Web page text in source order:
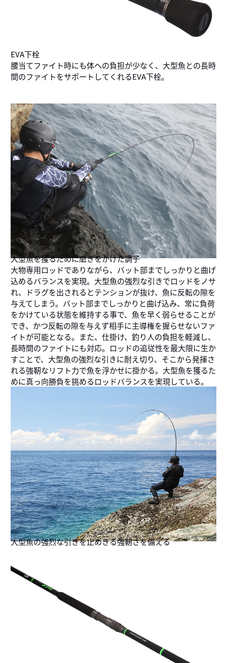
EVA下栓
腰当てファイト時にも体への負担が少なく、大型魚との長時
間のファイトをサポートしてくれるEVA下栓。
大型魚を獲るために磨きをかけた調子
大物専用ロッドでありながら、バット部までしっかりと曲げ
込めるバランスを実現。大型魚の強烈な引きでロッドをノサ
れ、ドラグを出されるとテンションが抜け、魚に反転の隙を
与えてしまう。バット部までしっかりと曲げ込み、常に負荷
をかけている状態を維持する事で、魚を早く弱らせることが
でき、かつ反転の隙を与えず相手に主導権を握らせないファ
イトが可能となる。また、仕掛け、釣り人の負担を軽減し、
長時間のファイトにも対応。ロッドの追従性を最大限に生か
すことで、大型魚の強烈な引きに耐え切り、そこから発揮さ
れる強靭なリフト力で魚を浮かせに掛かる。大型魚を獲るた
めに真っ向勝負を挑めるロッドバランスを実現している。
大型魚の強烈な引きを止めきる強靭さを備える